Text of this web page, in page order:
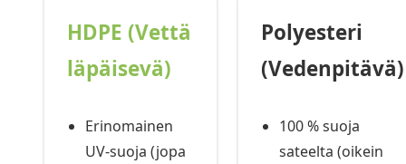
HDPE (Vettä
läpäisevä)
Erinomainen
UV-suoja (jopa
Polyesteri
(Vedenpitävä)
100 % suoja
sateelta (oikein